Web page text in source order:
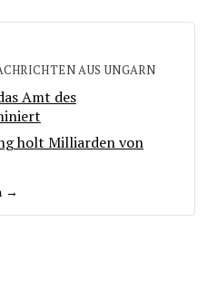
AUS UNGARN
Amt des
holt Milliarden von
→